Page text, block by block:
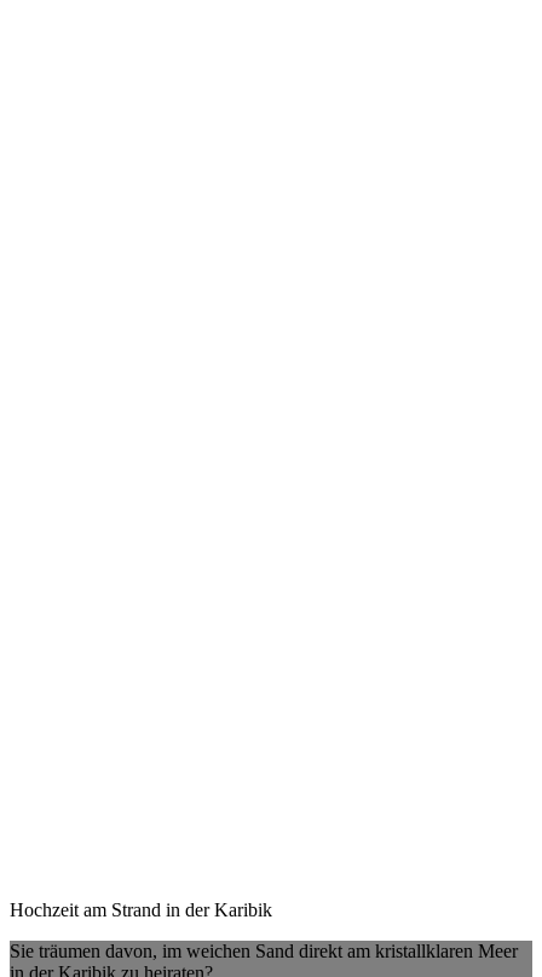
Hochzeit am Strand in der Karibik
Sie träumen davon, im weichen Sand direkt am kristallklaren Meer
in der Karibik zu heiraten?